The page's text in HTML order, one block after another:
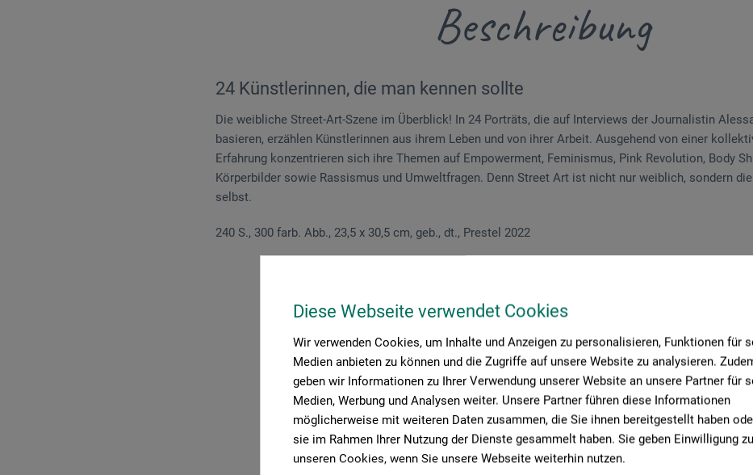
Diese Webseite verwendet Cookies
Wir verwenden Cookies, um Inhalte und Anzeigen zu personalisieren, Funktionen für
Medien anbieten zu können und die Zugriffe auf unsere Website zu analysieren.
geben wir Informationen zu Ihrer Verwendung unserer Website an unsere Partner für
Medien, Werbung und Analysen weiter. Unsere Partner führen diese Informationen
möglicherweise mit weiteren Daten zusammen, die Sie ihnen bereitgestellt haben
sie im Rahmen Ihrer Nutzung der Dienste gesammelt haben. Sie geben Einwilligung zu
unseren Cookies, wenn Sie unsere Webseite weiterhin nutzen.
Beschreibung
24 Künstlerinnen, die man kennen sollte
Die weibliche Street-Art-Szene im Überblick! In 24 Porträts, die auf Interviews der Journalistin
basieren, erzählen Künstlerinnen aus ihrem Leben und von ihrer Arbeit. Ausgehend von einer
Erfahrung konzentrieren sich ihre Themen auf Empowerment, Feminismus, Pink Revolution, Body
Körperbilder sowie Rassismus und Umweltfragen. Denn Street Art ist nicht nur weiblich, sondern
selbst.
240 S., 300 farb. Abb., 23,5 x 30,5 cm, geb., dt., Prestel 2022
Produktbewertungen (0)
Schreiben Sie die erste Bewertung zu diesem Produkt